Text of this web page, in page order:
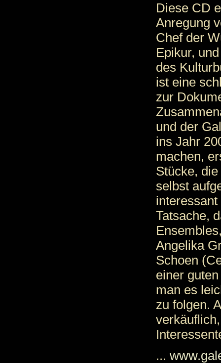
Diese CD
Anregung
Chef der
Epikur,
des
ist eine
zur
und der
ins Jahr
machen,
Stücke,
selbst
Tatsache,
Angelika
Schoen
einer
man es
zu folgen.
...